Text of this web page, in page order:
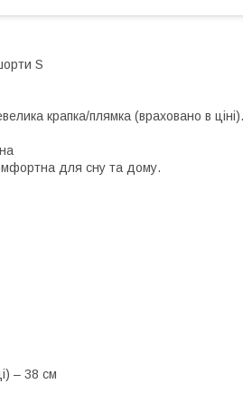
S
крапка/плямка (враховано в ціні).
для сну та дому.
– 38 см